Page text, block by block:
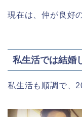
現在は、仲が良好
私生活では結婚
私生活も順調で、